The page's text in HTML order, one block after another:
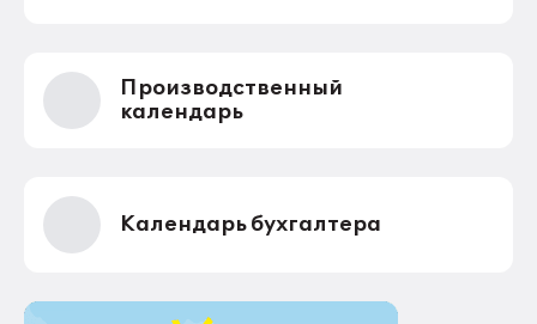
Производственный
календарь
Календарь бухгалтера